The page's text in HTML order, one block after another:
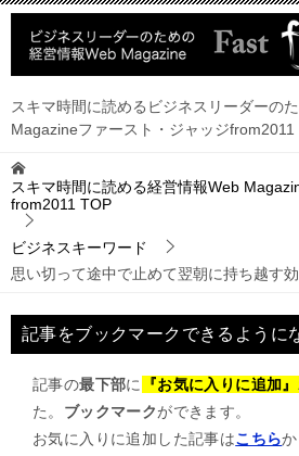
スキマ時間に読めるビジネスリーダーの
Magazineファースト・ジャッジfrom2011
スキマ時間に読める経営情報Web
from2011 TOP
ビジネスキーワード
思い切って途中で止めて翌朝に持ち越す
記事をブックマークできるように
記事の最下部に 『お気に入りに追加
た。 ブックマークができます。
お気に入りに追加した記事はこちら